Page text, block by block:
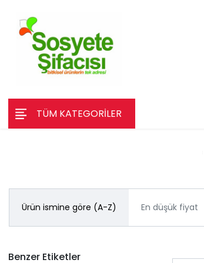
TÜM KATEGORİLER
Ürün ismine göre (A-Z) En düşük fiyat
Benzer Etiketler